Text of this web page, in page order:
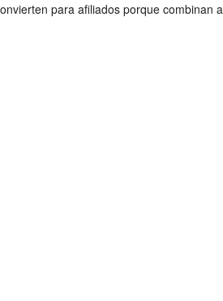
para afiliados porque combinan